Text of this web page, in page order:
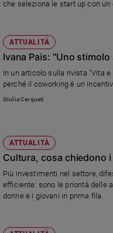
spiritualità
Santi
Devozione
e
fede
giorno
Santo
del
giorno
Società
che seleziona le start up con
ATTUALITÀ
Ivana Pais: "Uno
In un articolo sulla rivista "Vita
perché il coworking è un
Giulia Cerqueti
ATTUALITÀ
Cultura, cosa chiedono
Più investimenti nel settore,
efficiente: sono le priorità delle
donne e i giovani in prima fila.